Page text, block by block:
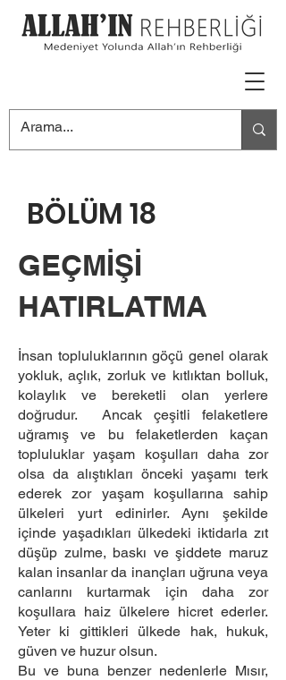
BÖLÜM 18
GEÇMİŞİ
HATIRLATMA
İnsan topluluklarının göçü genel olarak
yokluk, açlık, zorluk ve kıtlıktan bolluk,
kolaylık ve bereketli olan yerlere
doğrudur. Ancak çeşitli felaketlere
uğramış ve bu felaketlerden kaçan
topluluklar yaşam koşulları daha zor
olsa da alıştıkları önceki yaşamı terk
ederek zor yaşam koşullarına sahip
ülkeleri yurt edinirler. Aynı şekilde
içinde yaşadıkları ülkedeki iktidarla zıt
düşüp zulme, baskı ve şiddete maruz
kalan insanlar da inançları uğruna veya
canlarını kurtarmak için daha zor
koşullara haiz ülkelere hicret ederler.
Yeter ki gittikleri ülkede hak, hukuk,
güven ve huzur olsun.
Bu ve buna benzer nedenlerle Mısır,